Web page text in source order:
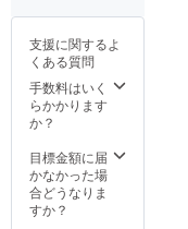
LIFE
パーク
のメー
ルアド
レスよ
り送ら
す。
定して
ますが
それ以
前に使
用した
い場合
にて本
人証明
できる
け渡し
しま
す。
欄に会
HP情報
などを
頂けま
すと幸
いです
す。 も
協力企
業・団
体様の
社員
様・ご
方は特
別割引
価格で
の利用
ただき
掲載期
間は３
年間、
３年後
も同様
で掲載
可能で
す。 看
板サイ
支援に関するよ
くある質問
手数料はいく
らかかります
か？
目標金額に届
かなかった場
合どうなりま
すか？